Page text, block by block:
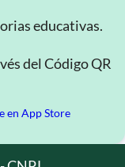
educativas.
del Código QR